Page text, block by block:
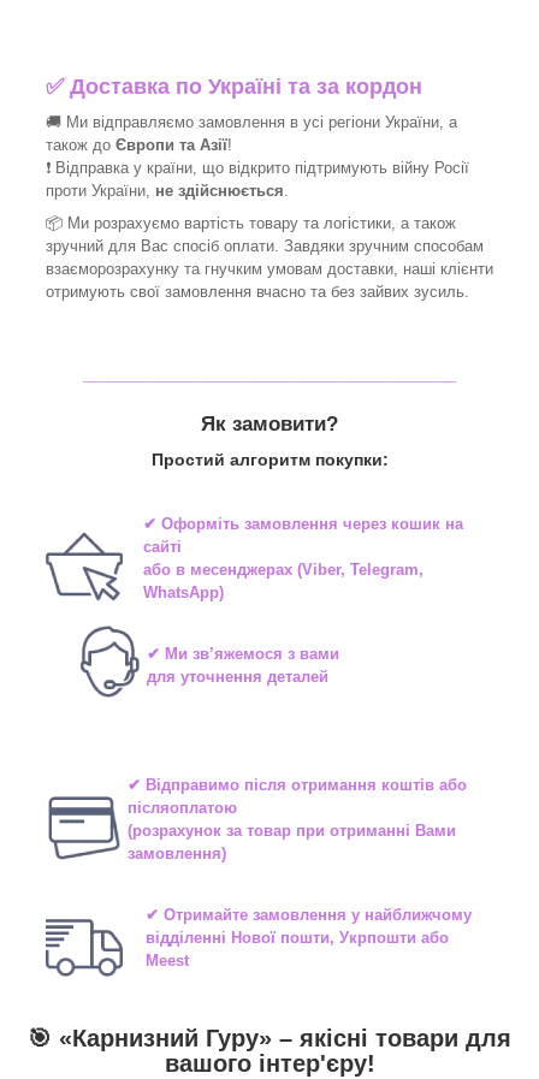
✅Доставка по Україні та за кордон
🚚 Ми відправляємо замовлення в усі регіони України, а
також до Європи та Азії!
❗ Відправка у країни, що відкрито підтримують війну Росії
проти України, не здійснюється
📦 Ми розрахуємо вартість товару та логістики, а також
зручний для Вас спосіб оплати. Завдяки зручним способам
взаєморозрахунку та гнучким умовам доставки, наші клієнти
отримують свої замовлення вчасно та без зайвих зусиль.
Як замовити?
Простий алгоритм покупки:
✔ Оформіть замовлення через кошик на
сайті
або в месенджерах(Viber, Telegram,
WhatsApp)
✔ Ми зв’яжемося з вами
для уточнення деталей
✔ Відправимо після отримання коштів або
післяоплатою
(розрахунок за товар при отриманні Вами
замовлення)
✔ Отримайте замовлення у найближчому
відділенні Нової пошти, Укрпошти або
Meest
🎯 «Карнизний Гуру» – якісні товари для
вашого інтер'єру!